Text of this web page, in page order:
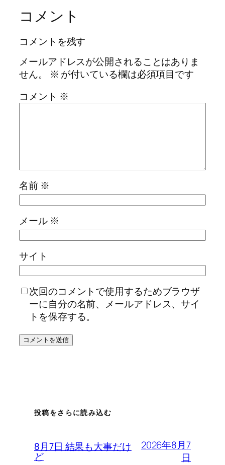
コメント
コメントを残す
メールアドレスが公開されることはありま
せん。
※ が付いている欄は必須項目です
コメント ※
名前 ※
メール ※
サイト
次回のコメントで使用するためブラウザ
ーに自分の名前、メールアドレス、サイ
トを保存する。
投稿をさらに読み込む
8月7日 結果も大事だけ
ど
2026年8月7
日